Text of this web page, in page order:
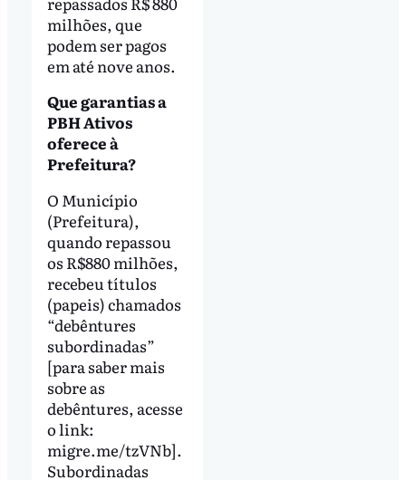
milhões, que
podem ser pagos
em até nove anos.
Que garantias a
PBH Ativos
oferece à
Prefeitura?
O Município
(Prefeitura),
quando repassou
os R$880 milhões,
recebeu títulos
(papeis) chamados
“debêntures
subordinadas”
[para saber mais
sobre as
debêntures, acesse
o link:
migre.me/tzVNb].
Subordinadas